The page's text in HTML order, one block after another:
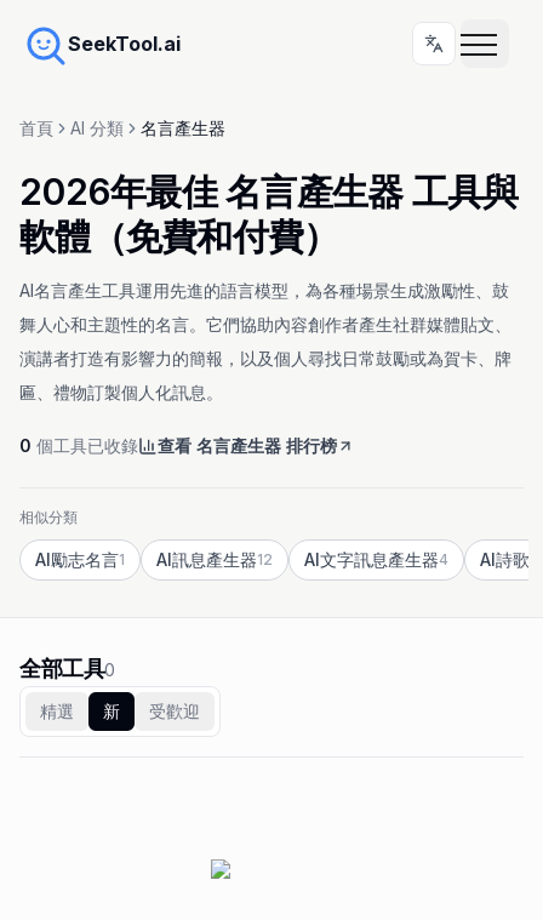
SeekTool.ai
首頁 AI 分類 名言產生器
2026年最佳 名言產生器 工具與
軟體（免費和付費）
AI名言產生工具運用先進的語言模型，為各種場景生成激勵性、鼓
舞人心和主題性的名言。它們協助內容創作者產生社群媒體貼文、
演講者打造有影響力的簡報，以及個人尋找日常鼓勵或為賀卡、牌
匾、禮物訂製個人化訊息。
0 個工具已收錄 查看 名言產生器 排行榜
相似分類
AI勵志名言1 AI訊息產生器12 AI文字訊息產生器4 AI詩歌
全部工具0
精選
新 受歡迎